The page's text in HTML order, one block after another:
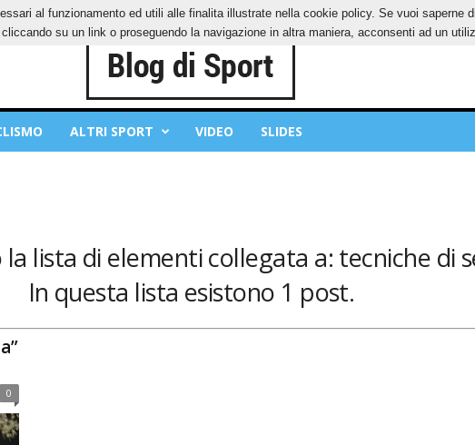
PRIVACY POLICY
ALTRI SPORT VIDEO SLIDES
lista di elementi collegata a: tecniche di
In questa lista esistono 1 post.
0
al funzionamento ed utili alle finalita illustrate nella cookie policy. Se vuoi saperne
su un link o proseguendo la navigazione in altra maniera, acconsenti ad un